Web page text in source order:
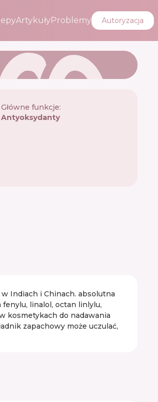
ArtykułyProblemy Autoryzacja
Główne funkcje:
Antyoksydanty
Indiach i Chinach. absolutna
fenylu, linalol, octan linlylu,
kosmetykach do nadawania
zapachowy może uczulać,